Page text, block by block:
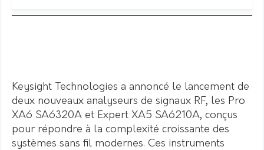
Keysight Technologies a annoncé le lancement de
deux nouveaux analyseurs de signaux RF, les Pro
XA6 SA6320A et Expert XA5 SA6210A, conçus
pour répondre à la complexité croissante des
systèmes sans fil modernes. Ces instruments